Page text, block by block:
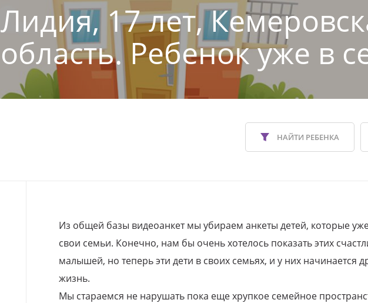
Лидия, 17 лет,
область. Ребенок уже в
НАЙТИ РЕБЕНКА
Из общей базы видеоанкет мы убираем анкеты детей, которые
свои семьи. Конечно, нам бы очень хотелось показать этих
малышей, но теперь эти дети в своих семьях, и у них начинается
жизнь.
Мы стараемся не нарушать пока еще хрупкое семейное